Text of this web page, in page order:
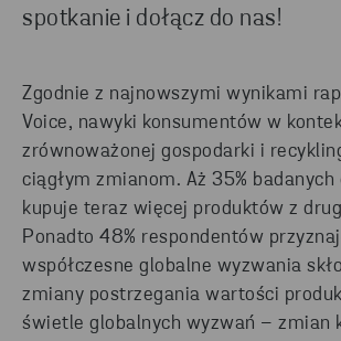
spotkanie i dołącz do nas!
Zgodnie z najnowszymi wynikami
Voice, nawyki konsumentów w
zrównoważonej gospodarki i
ciągłym zmianom. Aż 35%
kupuje teraz więcej produktów z
Ponadto 48% respondentów
współczesne globalne wyzwania
zmiany postrzegania wartości
świetle globalnych wyzwań – zmian